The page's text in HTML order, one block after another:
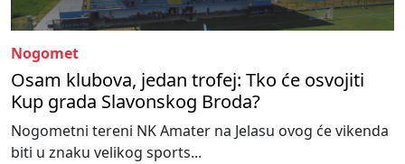
Nogomet
Osam klubova, jedan trofej: Tko će osvojiti
Kup grada Slavonskog Broda?
Nogometni tereni NK Amater na Jelasu ovog će vikenda
biti u znaku velikog sports...